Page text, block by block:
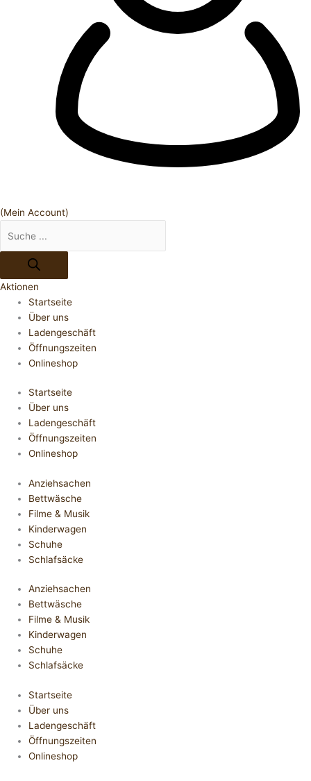
(Mein Account)
Aktionen
Startseite
Über uns
Ladengeschäft
Öffnungszeiten
Onlineshop
Startseite
Über uns
Ladengeschäft
Öffnungszeiten
Onlineshop
Anziehsachen
Bettwäsche
Filme & Musik
Kinderwagen
Schuhe
Schlafsäcke
Anziehsachen
Bettwäsche
Filme & Musik
Kinderwagen
Schuhe
Schlafsäcke
Startseite
Über uns
Ladengeschäft
Öffnungszeiten
Onlineshop